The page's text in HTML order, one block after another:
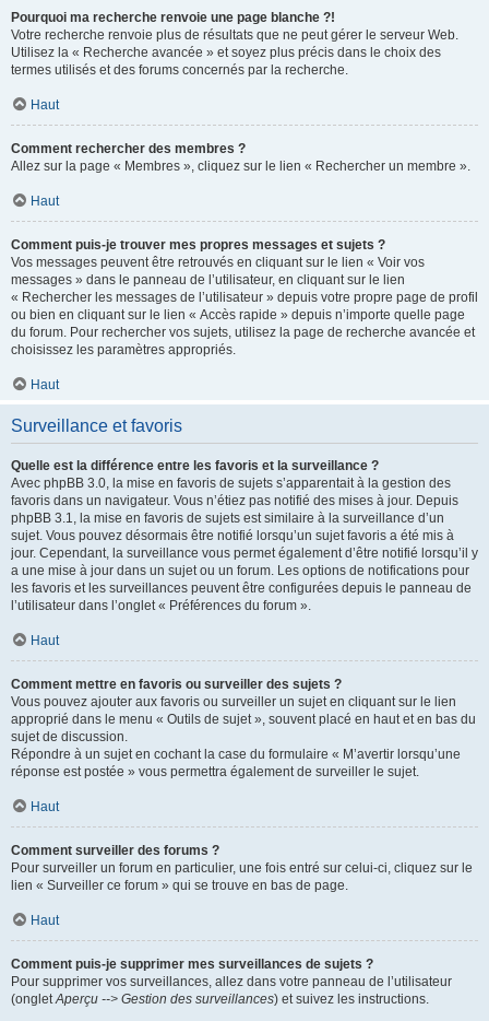
Pourquoi ma recherche renvoie une page blanche ?!
Votre recherche renvoie plus de résultats que ne peut gérer le serveur Web.
Utilisez la « Recherche avancée » et soyez plus précis dans le choix des
termes utilisés et des forums concernés par la recherche.
Haut
Comment rechercher des membres ?
Allez sur la page « Membres », cliquez sur le lien « Rechercher un membre ».
Haut
Comment puis-je trouver mes propres messages et sujets ?
Vos messages peuvent être retrouvés en cliquant sur le lien « Voir vos
messages » dans le panneau de l’utilisateur, en cliquant sur le lien
« Rechercher les messages de l’utilisateur » depuis votre propre page de profil
ou bien en cliquant sur le lien « Accès rapide » depuis n’importe quelle page
du forum. Pour rechercher vos sujets, utilisez la page de recherche avancée et
choisissez les paramètres appropriés.
Haut
Surveillance et favoris
Quelle est la différence entre les favoris et la surveillance ?
Avec phpBB 3.0, la mise en favoris de sujets s’apparentait à la gestion des
favoris dans un navigateur. Vous n’étiez pas notifié des mises à jour. Depuis
phpBB 3.1, la mise en favoris de sujets est similaire à la surveillance d’un
sujet. Vous pouvez désormais être notifié lorsqu’un sujet favoris a été mis à
jour. Cependant, la surveillance vous permet également d’être notifié lorsqu’il y
a une mise à jour dans un sujet ou un forum. Les options de notifications pour
les favoris et les surveillances peuvent être configurées depuis le panneau de
l’utilisateur dans l’onglet « Préférences du forum ».
Haut
Comment mettre en favoris ou surveiller des sujets ?
Vous pouvez ajouter aux favoris ou surveiller un sujet en cliquant sur le lien
approprié dans le menu « Outils de sujet », souvent placé en haut et en bas du
sujet de discussion.
Répondre à un sujet en cochant la case du formulaire « M’avertir lorsqu’une
réponse est postée » vous permettra également de surveiller le sujet.
Haut
Comment surveiller des forums ?
Pour surveiller un forum en particulier, une fois entré sur celui-ci, cliquez sur le
lien « Surveiller ce forum » qui se trouve en bas de page.
Haut
Comment puis-je supprimer mes surveillances de sujets ?
Pour supprimer vos surveillances, allez dans votre panneau de l’utilisateur
(ongletAperçu --> Gestion des surveillances) et suivez les instructions.